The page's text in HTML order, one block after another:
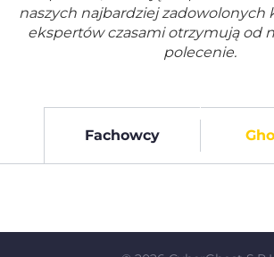
naszych najbardziej zadowolonych
ekspertów czasami otrzymują od
polecenie.
Fachowcy